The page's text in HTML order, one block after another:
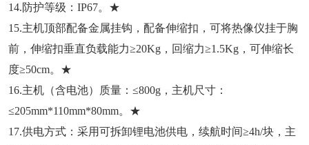
14.防护等级：IP67。★
15.主机顶部配备金属挂钩，配备伸缩扣，可将热像仪挂于胸
前，伸缩扣垂直负载能力≥20Kg，回缩力≥1.5Kg，可伸缩长
度≥50cm。★
16.主机（含电池）质量：≤800g，主机尺寸：
≤205mm*110mm*80mm。★
17.供电方式：采用可拆卸锂电池供电，续航时间≥4h/块，主